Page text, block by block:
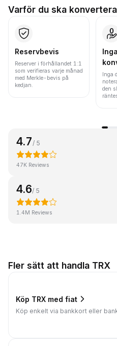
Varför du ska
Reservbevis
Reserver i förhållandet 1:1
som verifieras varje månad
med Merkle-bevis på
kedjan.
Inga
Inga
den
4.7 / 5
47K Reviews
4.6/ 5
1.4M Reviews
Fler sätt att handla TRX
Köp TRX med fiat
Köp enkelt via bankkort eller